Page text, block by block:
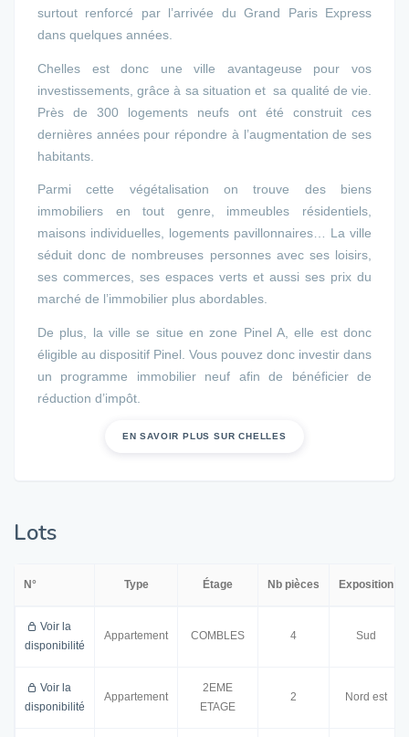
surtout renforcé par l’arrivée du Grand Paris Express
dans quelques années.
Chelles est donc une ville avantageuse pour vos
investissements, grâce à sa situation et sa qualité de vie.
Près de 300 logements neufs ont été construit ces
dernières années pour répondre à l’augmentation de ses
habitants.
Parmi cette végétalisation on trouve des biens
immobiliers en tout genre, immeubles résidentiels,
maisons individuelles, logements pavillonnaires… La ville
séduit donc de nombreuses personnes avec ses loisirs,
ses commerces, ses espaces verts et aussi ses prix du
marché de l’immobilier plus abordables.
De plus, la ville se situe en zone Pinel A, elle est donc
éligible au dispositif Pinel. Vous pouvez donc investir dans
un programme immobilier neuf afin de bénéficier de
réduction d’impôt.
EN SAVOIR PLUS SUR CHELLES
Lots
N° Type Étage Nb pièces Exposition
Voir la
disponibilité
Appartement COMBLES 4 Sud
Voir la
disponibilité
Appartement
2EME
ETAGE
2 Nord est